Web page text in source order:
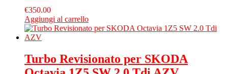
€350.00
Aggiungi al carrello
Turbo Revisionato per SKODA